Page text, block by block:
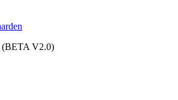
(BETA V2.0)